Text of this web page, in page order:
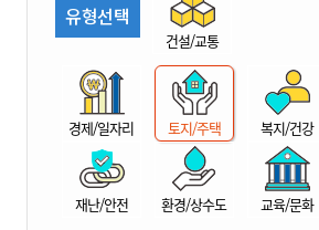
시
산
유형선택
건설/교통
경제/일자리 토지/주택 복지/건강
재난/안전 환경/상수도 교육/문화